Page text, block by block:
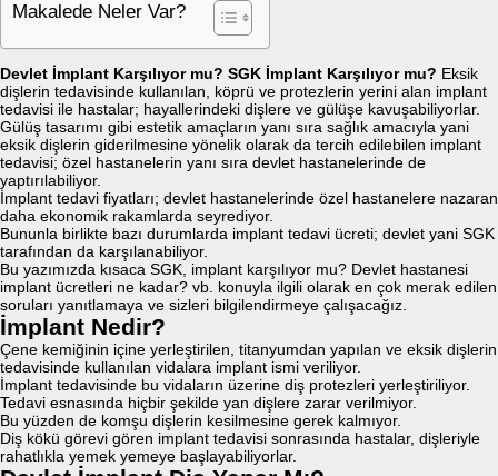
Makalede Neler Var?
Devlet İmplant Karşılıyor mu? SGK İmplant Karşılıyor mu? Eksik
dişlerin tedavisinde kullanılan, köprü ve protezlerin yerini alan implant
tedavisi ile hastalar; hayallerindeki dişlere ve gülüşe kavuşabiliyorlar.
Gülüş tasarımı gibi estetik amaçların yanı sıra sağlık amacıyla yani
eksik dişlerin giderilmesine yönelik olarak da tercih edilebilen implant
tedavisi; özel hastanelerin yanı sıra devlet hastanelerinde de
yaptırılabiliyor.
İmplant tedavi fiyatları; devlet hastanelerinde özel hastanelere nazaran
daha ekonomik rakamlarda seyrediyor.
Bununla birlikte bazı durumlarda implant tedavi ücreti; devlet yani SGK
tarafından da karşılanabiliyor.
Bu yazımızda kısaca SGK, implant karşılıyor mu? Devlet hastanesi
implant ücretleri ne kadar? vb. konuyla ilgili olarak en çok merak edilen
soruları yanıtlamaya ve sizleri bilgilendirmeye çalışacağız.
İmplant Nedir?
Çene kemiğinin içine yerleştirilen, titanyumdan yapılan ve eksik dişlerin
tedavisinde kullanılan vidalara implant ismi veriliyor.
İmplant tedavisinde bu vidaların üzerine diş protezleri yerleştiriliyor.
Tedavi esnasında hiçbir şekilde yan dişlere zarar verilmiyor.
Bu yüzden de komşu dişlerin kesilmesine gerek kalmıyor.
Diş kökü görevi gören implant tedavisi sonrasında hastalar, dişleriyle
rahatlıkla yemek yemeye başlayabiliyorlar.